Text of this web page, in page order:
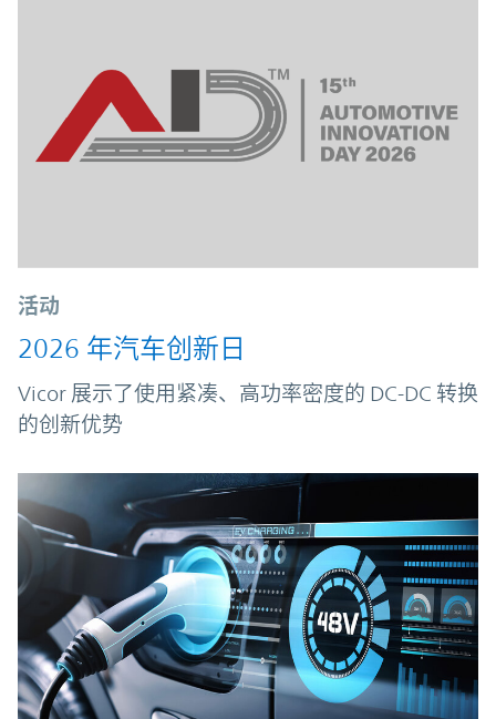
活动
2026 年汽车创新日
Vicor 展示了使用紧凑、高功率密度的 DC-DC 转换
的创新优势